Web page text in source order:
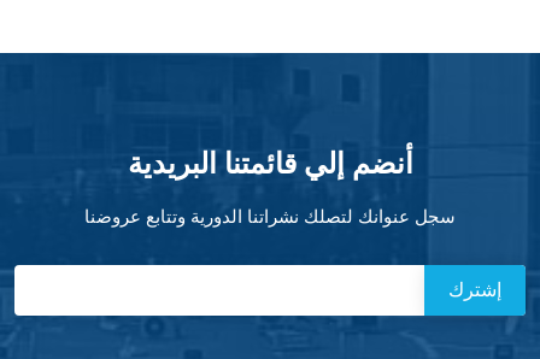
أنضم إلي قائمتنا البريدية
سجل عنوانك لتصلك نشراتنا الدورية وتتابع عروضنا